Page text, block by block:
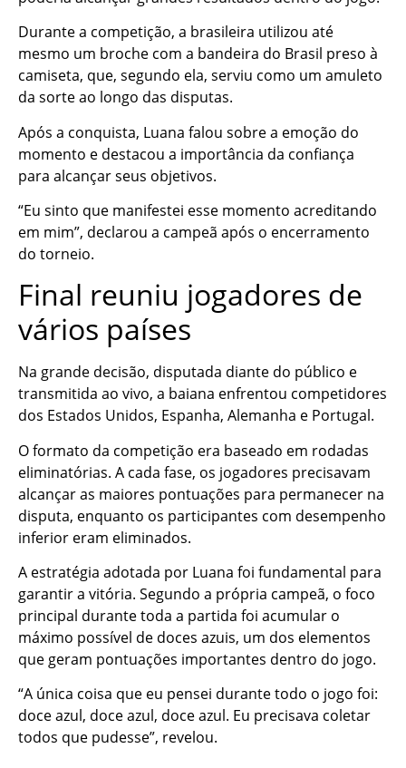
Durante a competição, a brasileira utilizou até
mesmo um broche com a bandeira do Brasil preso à
camiseta, que, segundo ela, serviu como um amuleto
da sorte ao longo das disputas.
Após a conquista, Luana falou sobre a emoção do
momento e destacou a importância da confiança
para alcançar seus objetivos.
“Eu sinto que manifestei esse momento acreditando
em mim”, declarou a campeã após o encerramento
do torneio.
Final reuniu jogadores de
vários países
Na grande decisão, disputada diante do público e
transmitida ao vivo, a baiana enfrentou competidores
dos Estados Unidos, Espanha, Alemanha e Portugal.
O formato da competição era baseado em rodadas
eliminatórias. A cada fase, os jogadores precisavam
alcançar as maiores pontuações para permanecer na
disputa, enquanto os participantes com desempenho
inferior eram eliminados.
A estratégia adotada por Luana foi fundamental para
garantir a vitória. Segundo a própria campeã, o foco
principal durante toda a partida foi acumular o
máximo possível de doces azuis, um dos elementos
que geram pontuações importantes dentro do jogo.
“A única coisa que eu pensei durante todo o jogo foi:
doce azul, doce azul, doce azul. Eu precisava coletar
todos que pudesse”, revelou.